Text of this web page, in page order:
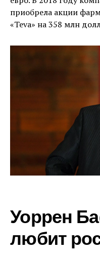
приобрела акции
«Teva» на 358 млн
Уоррен
любит